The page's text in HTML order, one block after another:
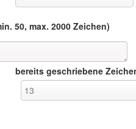
50, max. 2000 Zeichen)
bereits geschriebene